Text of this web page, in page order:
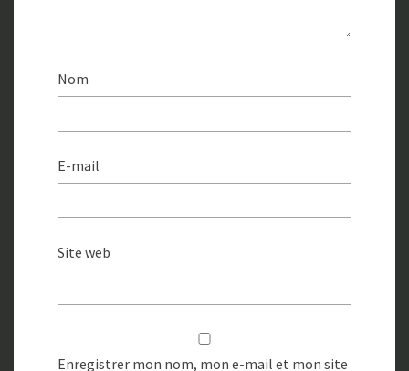
Nom
E-mail
Site web
Enregistrer mon nom, mon e-mail et mon site